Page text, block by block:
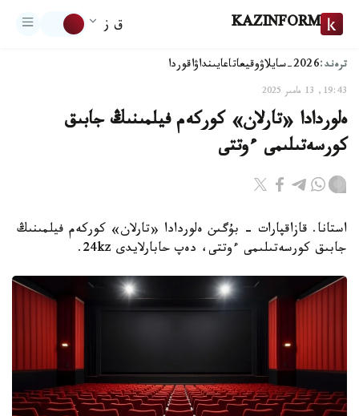
KAZINFORM ق ز
ترەند:2026-سايلاۋ وقيعاتاعايىنداۋاقوردا
19:43, 13 مامىر 2025
ەلوردادا «تارلان» كوركەم فيلمىنىڭ جابىق
كورسەتىلىمى ءوتتى
استانا. قازاقپارات - بۇگىن ەلوردادا «تارلان» كوركەم فيلمىنىڭ
جابىق كورسەتىلىمى ءوتتى، دەپ حابارلايدى 24kz.